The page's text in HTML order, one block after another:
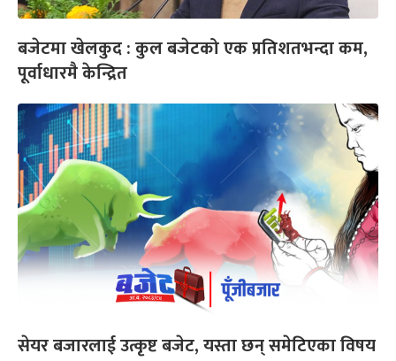
बजेटमा खेलकुद : कुल बजेटको एक प्रतिशतभन्दा कम,
पूर्वाधारमै केन्द्रित
सेयर बजारलाई उत्कृष्ट बजेट, यस्ता छन् समेटिएका विषय